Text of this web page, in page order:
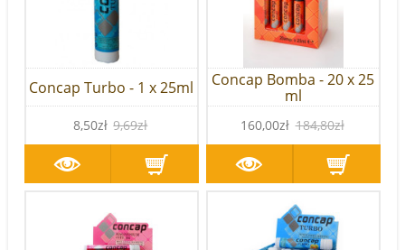
Concap Turbo - 1 x 25ml
8,50zł 9,69zł
Concap Bomba - 20 x 25
ml
160,00zł 184,80zł